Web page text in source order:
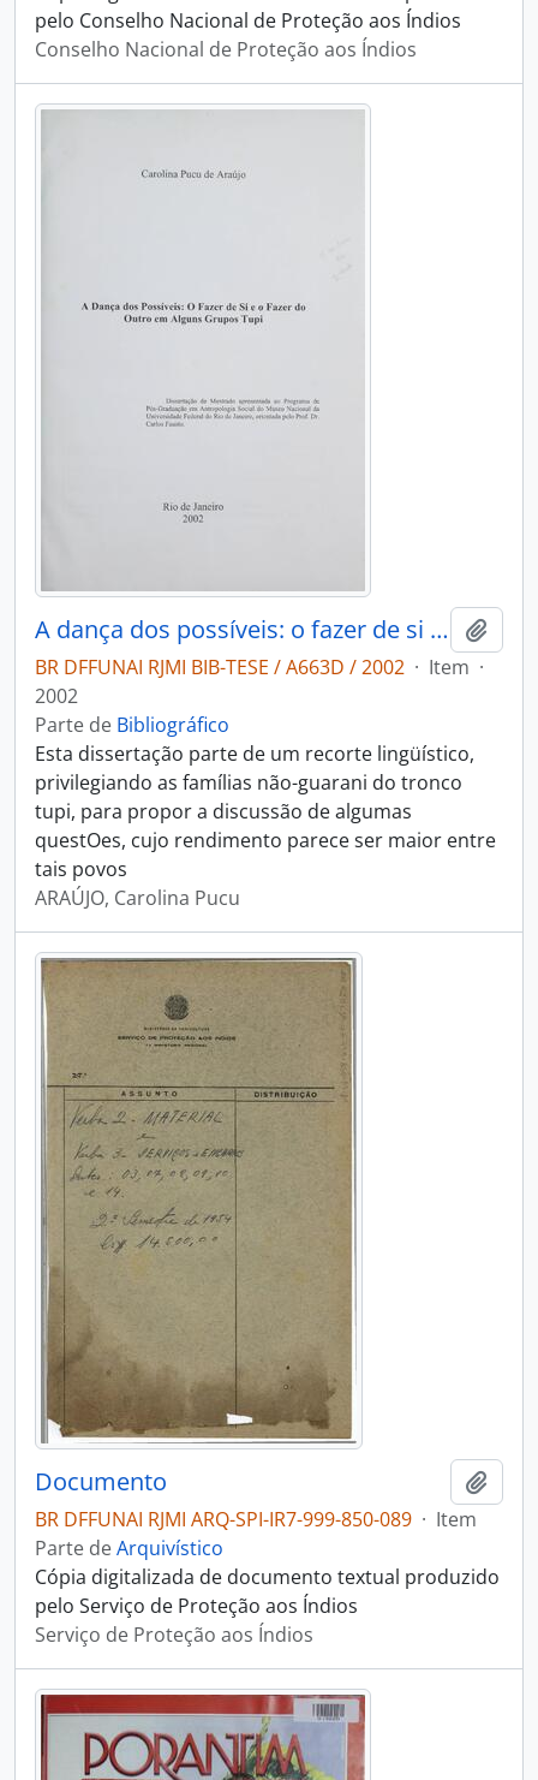
pelo Conselho Nacional de Proteção aos Índios
Conselho Nacional de Proteção aos Índios
A dança dos possíveis: o fazer de si e o fazer do outro em alguns grupos Tupi
BR DFFUNAI RJMI BIB-TESE / A663D / 2002 · Item ·
2002
Parte de Bibliográfico
Esta dissertação parte de um recorte lingüístico,
privilegiando as famílias não-guarani do tronco
tupi, para propor a discussão de algumas
questOes, cujo rendimento parece ser maior entre
tais povos
ARAÚJO, Carolina Pucu
Documento
BR DFFUNAI RJMI ARQ-SPI-IR7-999-850-089 · Item
Parte deArquivístico
Cópia digitalizada de documento textual produzido
pelo Serviço de Proteção aos Índios
Serviço de Proteção aos Índios